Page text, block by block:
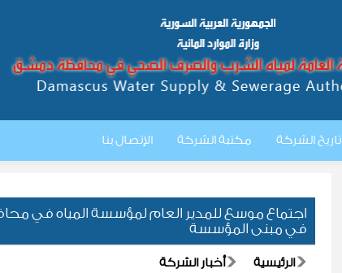
تاريخ الشركة مكتبة الشركة الإتصال بنا
اجتماع موسع للمدير العام لمؤسسة المياه في
في مبنى المؤسسة
الرئيسية أخبار الشركة